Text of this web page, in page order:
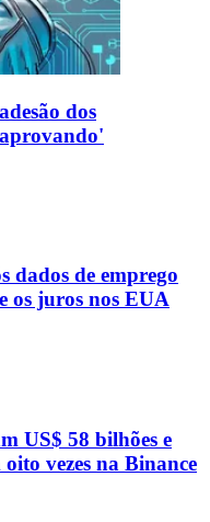
dos
dados de emprego
os juros nos EUA
US$ 58 bilhões e
vezes na Binance